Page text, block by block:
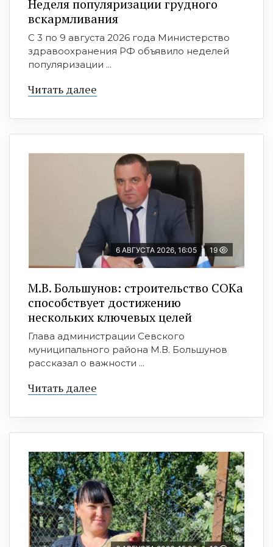
Неделя популяризации грудного
вскармливания
С 3 по 9 августа 2026 года Министерство
здравоохранения РФ объявило неделей
популяризации ...
Читать далее
6 АВГУСТА 2026, 16:05 19
М.В. Большунов: строительство СОКа
способствует достижению
нескольких ключевых целей
Глава администрации Севского
муниципального района М.В. Большунов
рассказал о важности ...
Читать далее